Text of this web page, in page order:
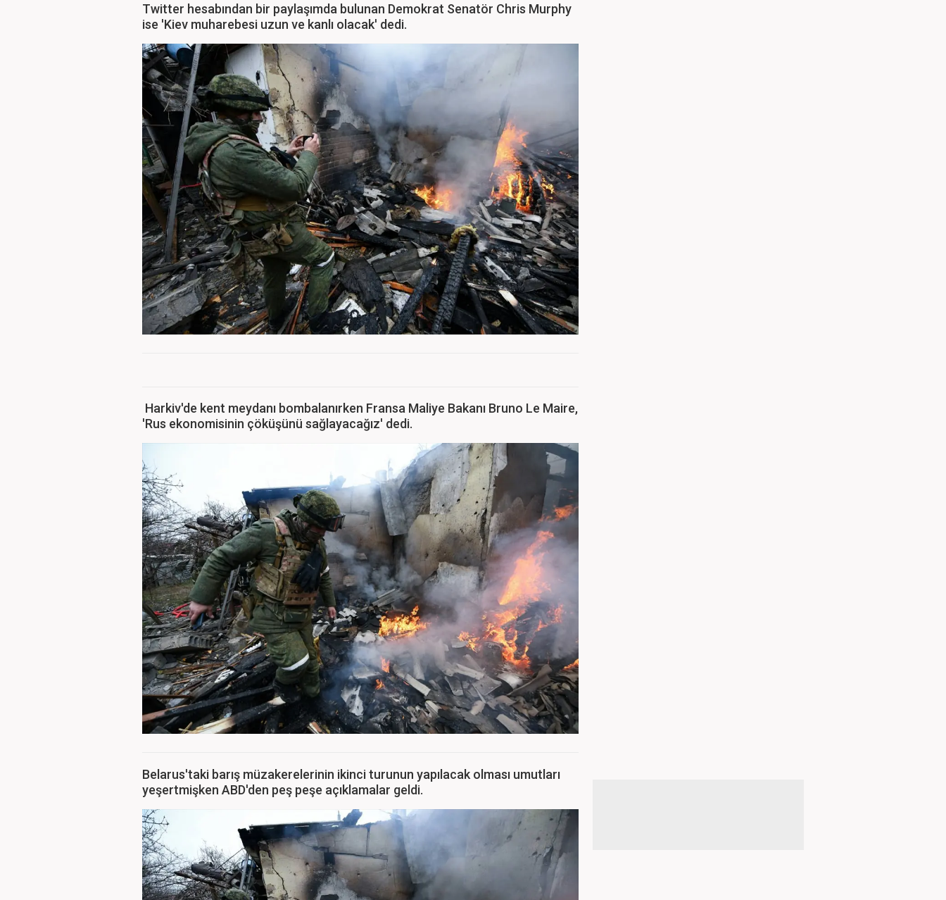
Twitter hesabından bir paylaşımda bulunan Demokrat Senatör Chris Murphy
ise 'Kiev muharebesi uzun ve kanlı olacak' dedi.
Harkiv'de kent meydanı bombalanırken Fransa Maliye Bakanı Bruno Le Maire,
'Rus ekonomisinin çöküşünü sağlayacağız' dedi.
Belarus'taki barış müzakerelerinin ikinci turunun yapılacak olması umutları
yeşertmişken ABD'den peş peşe açıklamalar geldi.